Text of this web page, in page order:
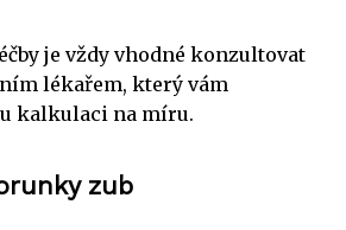
je vždy vhodné konzultovat
lékařem, který vám
kalkulaci na míru.
zub